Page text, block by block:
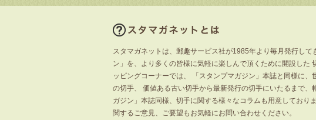
スタマガネットは、郵趣サービス社が1985年より毎月発行し
ン」を、より多くの皆様に気軽に楽しんで頂くために開設した
ッピングコーナーでは、 「スタンプマガジン」本誌と同様に
の切手、 価値ある古い切手から最新発行の切手にいたるまで
ガジン」本誌同様、切手に関する様々なコラムも用意しており
関するご意見、ご要望もお気軽にお問い合わせください。